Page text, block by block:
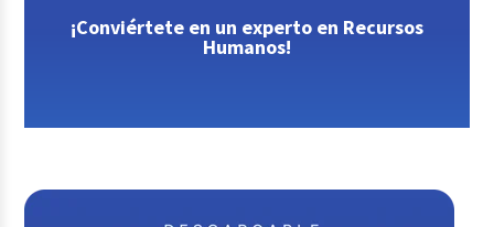
¡Conviértete en un experto en Recursos
Humanos!